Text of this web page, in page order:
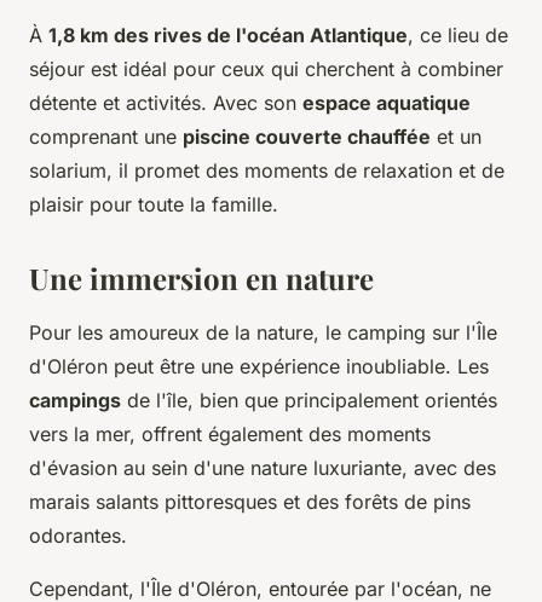
À 1,8 km des rives de l'océan Atlantique, ce lieu de
séjour est idéal pour ceux qui cherchent à combiner
détente et activités. Avec son espace aquatique
comprenant une piscine couverte chauffée et un
solarium, il promet des moments de relaxation et de
plaisir pour toute la famille.
Une immersion en nature
Pour les amoureux de la nature, le camping sur l'Île
d'Oléron peut être une expérience inoubliable. Les
campings de l'île, bien que principalement orientés
vers la mer, offrent également des moments
d'évasion au sein d'une nature luxuriante, avec des
marais salants pittoresques et des forêts de pins
odorantes.
Cependant, l'Île d'Oléron, entourée par l'océan, ne